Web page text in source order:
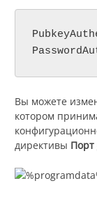
Вы можете
котором
директивы Порт